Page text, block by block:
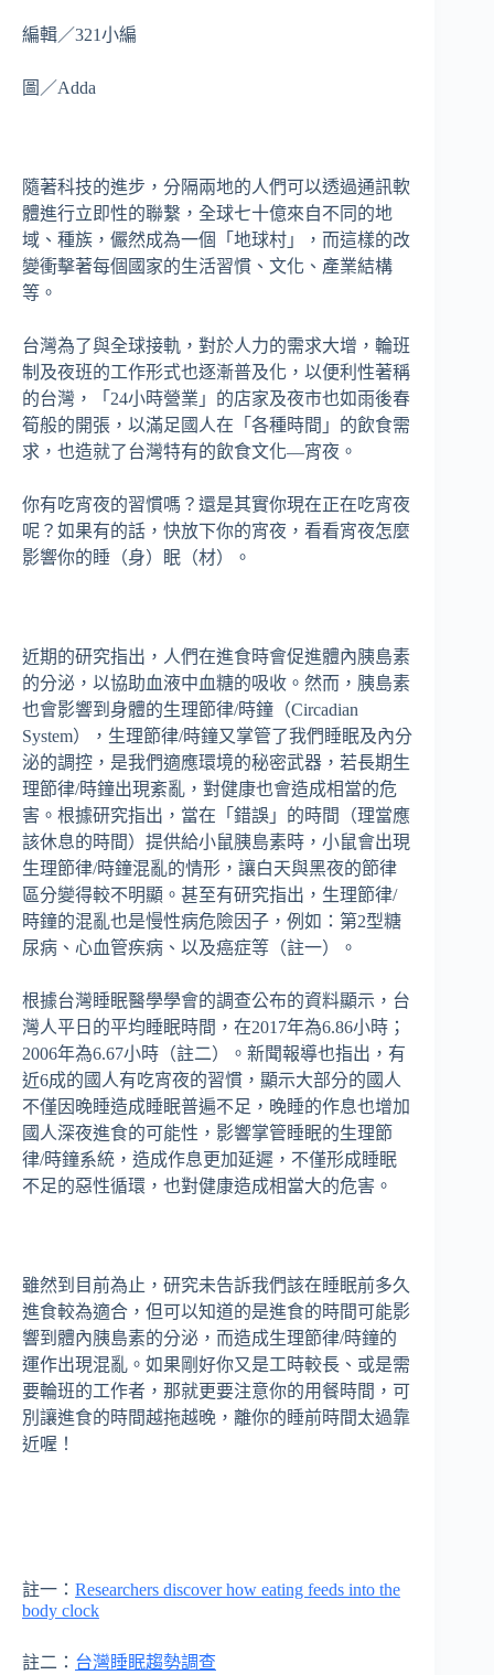
編輯／321小編
圖／Adda
隨著科技的進步，分隔兩地的人們可以透過通訊軟
體進行立即性的聯繫，全球七十億來自不同的地
域、種族，儼然成為一個「地球村」，而這樣的改
變衝擊著每個國家的生活習慣、文化、產業結構
等。
台灣為了與全球接軌，對於人力的需求大增，輪班
制及夜班的工作形式也逐漸普及化，以便利性著稱
的台灣，「24小時營業」的店家及夜市也如雨後春
筍般的開張，以滿足國人在「各種時間」的飲食需
求，也造就了台灣特有的飲食文化—宵夜。
你有吃宵夜的習慣嗎？還是其實你現在正在吃宵夜
呢？如果有的話，快放下你的宵夜，看看宵夜怎麼
影響你的睡（身）眠（材）。
近期的研究指出，人們在進食時會促進體內胰島素
的分泌，以協助血液中血糖的吸收。然而，胰島素
也會影響到身體的生理節律/時鐘（Circadian
System），生理節律/時鐘又掌管了我們睡眠及內分
泌的調控，是我們適應環境的秘密武器，若長期生
理節律/時鐘出現紊亂，對健康也會造成相當的危
害。根據研究指出，當在「錯誤」的時間（理當應
該休息的時間）提供給小鼠胰島素時，小鼠會出現
生理節律/時鐘混亂的情形，讓白天與黑夜的節律
區分變得較不明顯。甚至有研究指出，生理節律/
時鐘的混亂也是慢性病危險因子，例如：第2型糖
尿病、心血管疾病、以及癌症等（註一）。
根據台灣睡眠醫學學會的調查公布的資料顯示，台
灣人平日的平均睡眠時間，在2017年為6.86小時；
2006年為6.67小時（註二）。新聞報導也指出，有
近6成的國人有吃宵夜的習慣，顯示大部分的國人
不僅因晚睡造成睡眠普遍不足，晚睡的作息也增加
國人深夜進食的可能性，影響掌管睡眠的生理節
律/時鐘系統，造成作息更加延遲，不僅形成睡眠
不足的惡性循環，也對健康造成相當大的危害。
雖然到目前為止，研究未告訴我們該在睡眠前多久
進食較為適合，但可以知道的是進食的時間可能影
響到體內胰島素的分泌，而造成生理節律/時鐘的
運作出現混亂。如果剛好你又是工時較長、或是需
要輪班的工作者，那就更要注意你的用餐時間，可
別讓進食的時間越拖越晚，離你的睡前時間太過靠
近喔！
註一： Researchers discover how eating feeds into the
body clock
註二： 台灣睡眠趨勢調查